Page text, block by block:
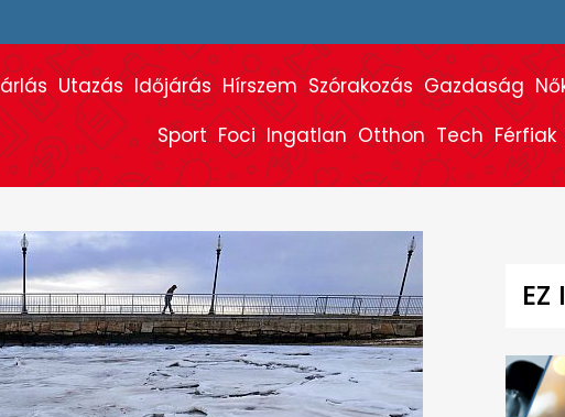
Utazás Időjárás Hírszem Szórakozás Gazdaság
Sport Foci Ingatlan Otthon Tech Férfiak
EZ